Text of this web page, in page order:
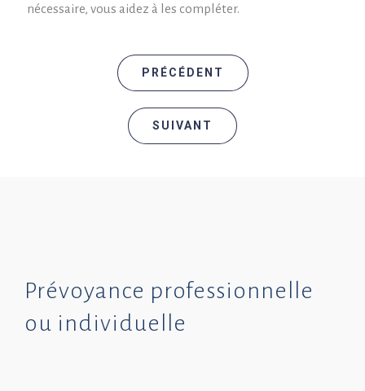
nécessaire, vous aidez à les compléter.
PRÉCÉDENT
SUIVANT
Prévoyance professionnelle
ou individuelle